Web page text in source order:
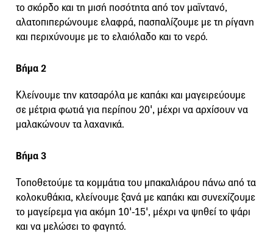
το σκόρδο και τη μισή ποσότητα από τον μαϊντανό,
αλατοπιπερώνουμε ελαφρά, πασπαλίζουμε με τη ρίγανη
και περιχύνουμε με το ελαιόλαδο και το νερό.
Βήμα 2
Κλείνουμε την κατσαρόλα με καπάκι και μαγειρεύουμε
σε μέτρια φωτιά για περίπου 20', μέχρι να αρχίσουν να
μαλακώνουν τα λαχανικά.
Βήμα 3
Τοποθετούμε τα κομμάτια του μπακαλιάρου πάνω από τα
κολοκυθάκια, κλείνουμε ξανά με καπάκι και συνεχίζουμε
το μαγείρεμα για ακόμη 10'-15', μέχρι να ψηθεί το ψάρι
και να μελώσει το φαγητό.